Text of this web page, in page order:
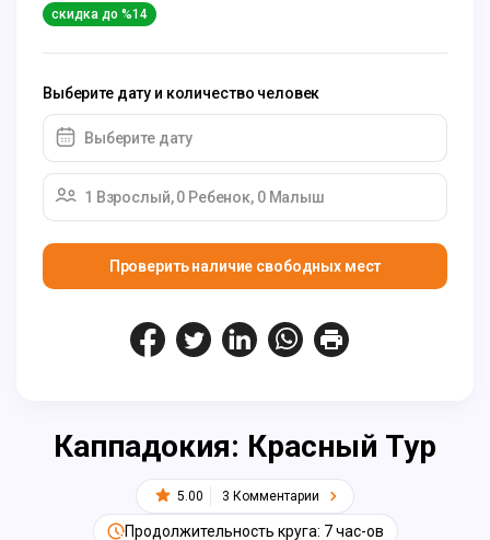
скидка до %14
Выберите дату и количество человек
Выберите дату
1 Взрослый, 0 Ребенок, 0 Малыш
Проверить наличие свободных мест
Каппадокия: Красный Тур
5.00 3 Комментарии
Продолжительность круга: 7 час-ов